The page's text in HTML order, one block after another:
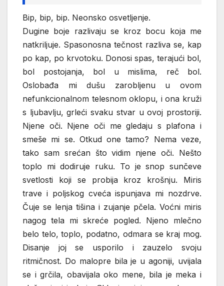
Bip, bip, bip. Neonsko osvetljenje.
Dugine boje razlivaju se kroz bocu koja me
natkriljuje. Spasonosna tečnost razliva se, kap
po kap, po krvotoku. Donosi spas, terajući bol,
bol postojanja, bol u mislima, reč bol.
Oslobađa mi dušu zarobljenu u ovom
nefunkcionalnom telesnom oklopu, i ona kruži
s ljubavlju, grleći svaku stvar u ovoj prostoriji.
Njene oči. Njene oči me gledaju s plafona i
smeše mi se. Otkud one tamo? Nema veze,
tako sam srećan što vidim njene oči. Nešto
toplo mi dodiruje ruku. To je snop sunčeve
svetlosti koji se probija kroz krošnju. Miris
trave i poljskog cveća ispunjava mi nozdrve.
Čuje se lenja tišina i zujanje pčela. Voćni miris
nagog tela mi skreće pogled. Njeno mlečno
belo telo, toplo, podatno, odmara se kraj mog.
Disanje joj se usporilo i zauzelo svoju
ritmičnost. Do malopre bila je u agoniji, uvijala
se i grčila, obavijala oko mene, bila je meka i